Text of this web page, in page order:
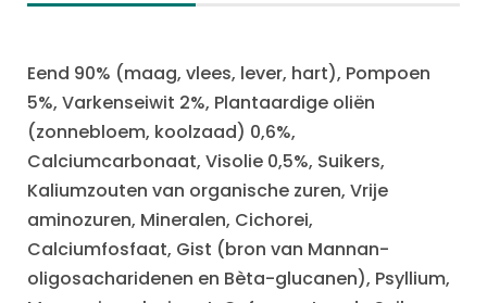
Eend 90% (maag, vlees, lever, hart), Pompoen
5%, Varkenseiwit 2%, Plantaardige oliën
(zonnebloem, koolzaad) 0,6%,
Calciumcarbonaat, Visolie 0,5%, Suikers,
Kaliumzouten van organische zuren, Vrije
aminozuren, Mineralen, Cichorei,
Calciumfosfaat, Gist (bron van Mannan-
oligosacharidenen en Bèta-glucanen), Psyllium,